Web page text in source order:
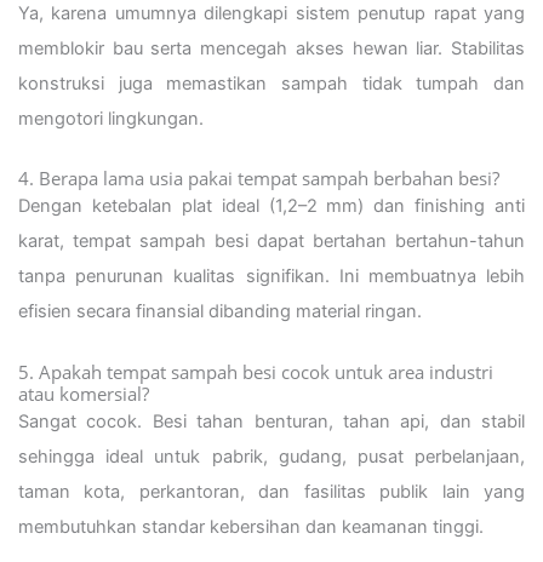
Ya, karena umumnya dilengkapi sistem penutup rapat yang
memblokir bau serta mencegah akses hewan liar. Stabilitas
konstruksi juga memastikan sampah tidak tumpah dan
mengotori lingkungan.
4. Berapa lama usia pakai tempat sampah berbahan besi?
Dengan ketebalan plat ideal (1,2–2 mm) dan finishing anti
karat, tempat sampah besi dapat bertahan bertahun-tahun
tanpa penurunan kualitas signifikan. Ini membuatnya lebih
efisien secara finansial dibanding material ringan.
5. Apakah tempat sampah besi cocok untuk area industri
atau komersial?
Sangat cocok. Besi tahan benturan, tahan api, dan stabil
sehingga ideal untuk pabrik, gudang, pusat perbelanjaan,
taman kota, perkantoran, dan fasilitas publik lain yang
membutuhkan standar kebersihan dan keamanan tinggi.